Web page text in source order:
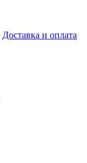
Доставка и оплата